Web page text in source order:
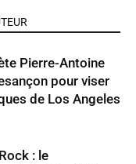
Pierre-Antoine
pour viser
de Los Angeles
: le